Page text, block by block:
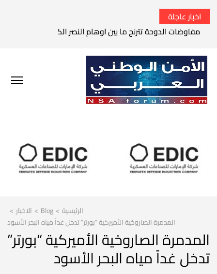
اخبار عاجلة
مفاوضات الدوحة تترنح ما بين اوهام النصر الكامل وواقع
الرئيسية >
Blog
> الاخبار >
المدمرة الصاروخية الأميركية “بورتر” تدخل غداً مياه البحر الأسود
المدمرة الصاروخية الأميركية “بورتر”
تدخل غداً مياه البحر الأسود